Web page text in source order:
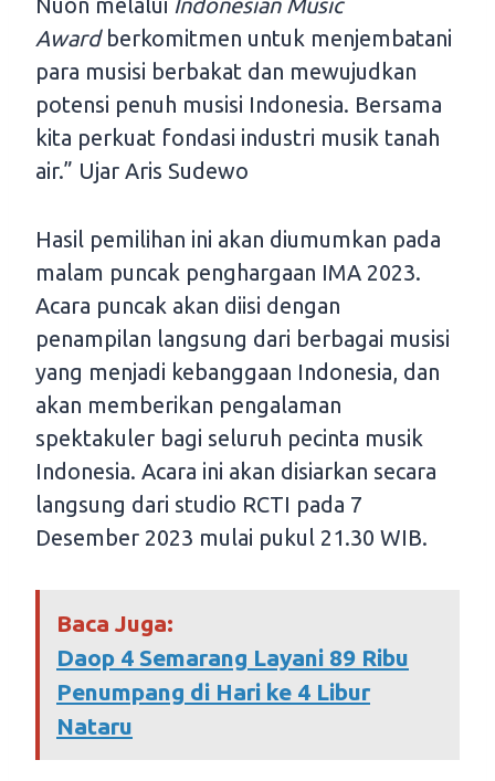
Award berkomitmen untuk menjembatani
para musisi berbakat dan mewujudkan
potensi penuh musisi Indonesia. Bersama
kita perkuat fondasi industri musik tanah
air.” Ujar Aris Sudewo
Hasil pemilihan ini akan diumumkan pada
malam puncak penghargaan IMA 2023.
Acara puncak akan diisi dengan
penampilan langsung dari berbagai musisi
yang menjadi kebanggaan Indonesia, dan
akan memberikan pengalaman
spektakuler bagi seluruh pecinta musik
Indonesia. Acara ini akan disiarkan secara
langsung dari studio RCTI pada 7
Desember 2023 mulai pukul 21.30 WIB.
Baca Juga:
Daop 4 Semarang Layani 89 Ribu
Penumpang di Hari ke 4 Libur
Nataru